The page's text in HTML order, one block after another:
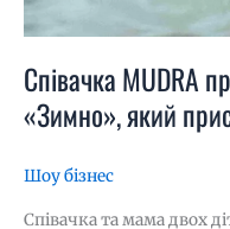
Співачка MUDRA
«Зимно», який
Шоу бізнес
Співачка та мама двох